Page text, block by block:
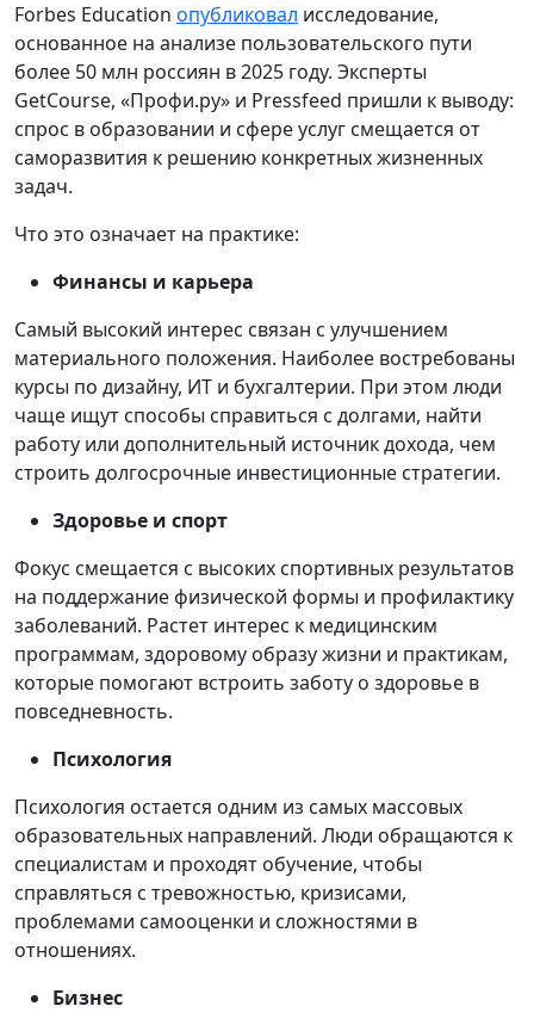
Forbes Education опубликовал исследование,
основанное на анализе пользовательского пути
более 50 млн россиян в 2025 году. Эксперты
GetCourse, «Профи.ру» и Pressfeed пришли к выводу:
спрос в образовании и сфере услуг смещается от
саморазвития к решению конкретных жизненных
задач.
Что это означает на практике:
Финансы и карьера
Самый высокий интерес связан с улучшением
материального положения. Наиболее востребованы
курсы по дизайну, ИТ и бухгалтерии. При этом люди
чаще ищут способы справиться с долгами, найти
работу или дополнительный источник дохода, чем
строить долгосрочные инвестиционные стратегии.
Здоровье и спорт
Фокус смещается с высоких спортивных результатов
на поддержание физической формы и профилактику
заболеваний. Растет интерес к медицинским
программам, здоровому образу жизни и практикам,
которые помогают встроить заботу о здоровье в
повседневность.
Психология
Психология остается одним из самых массовых
образовательных направлений. Люди обращаются к
специалистам и проходят обучение, чтобы
справляться с тревожностью, кризисами,
проблемами самооценки и сложностями в
отношениях.
Бизнес